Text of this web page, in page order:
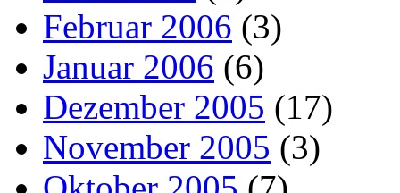
Februar 2006 (3)
Januar 2006 (6)
Dezember 2005 (17)
November 2005 (3)